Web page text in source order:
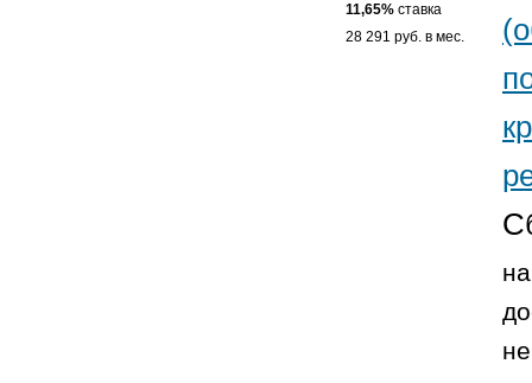
11,65% ставка
28 291 руб. в мес.